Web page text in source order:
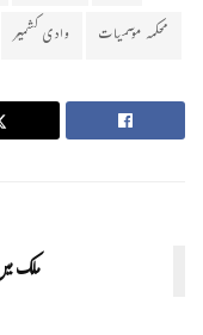
محکمہ موسمیات
وادی کشمیر
ملک